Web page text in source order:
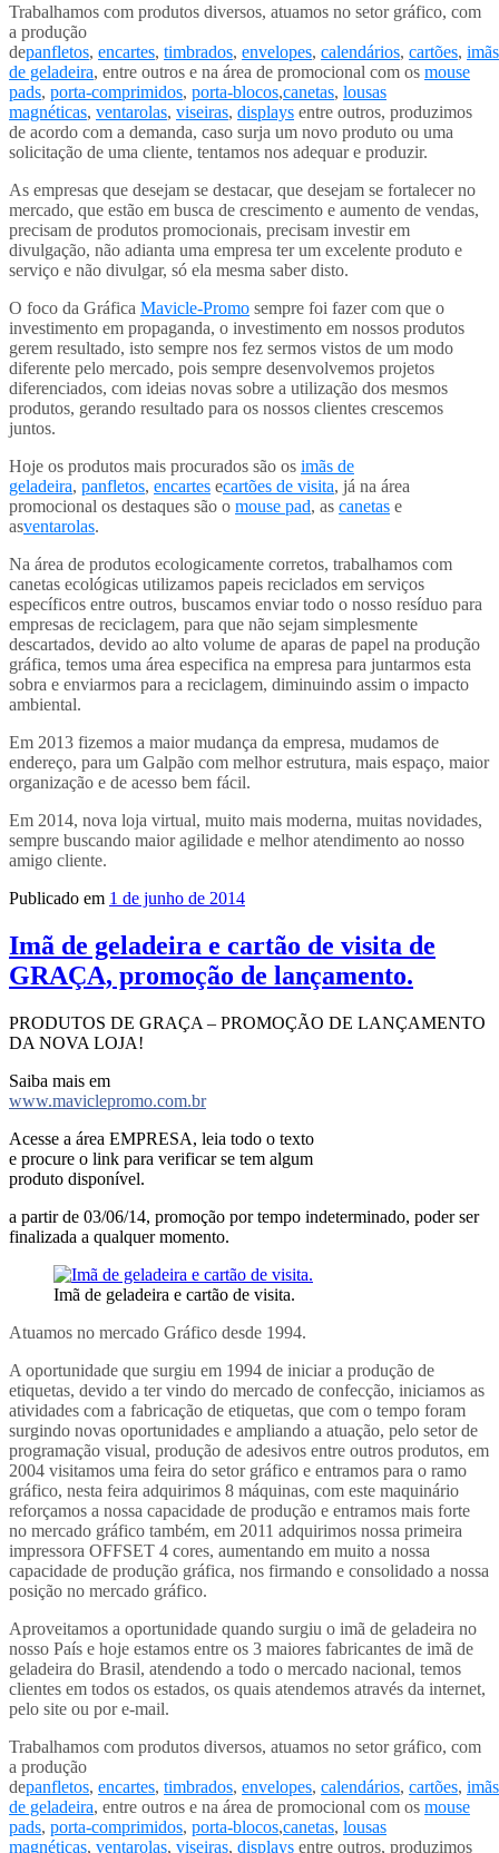
Trabalhamos com produtos diversos, atuamos no setor gráfico, com
a produção
depanfletos, encartes, timbrados, envelopes, calendários, cartões, imãs
de geladeira, entre outros e na área de promocional com os mouse
pads, porta-comprimidos, porta-blocos,canetas, lousas
magnéticas, ventarolas, viseiras, displays entre outros, produzimos
de acordo com a demanda, caso surja um novo produto ou uma
solicitação de uma cliente, tentamos nos adequar e produzir.
As empresas que desejam se destacar, que desejam se fortalecer no
mercado, que estão em busca de crescimento e aumento de vendas,
precisam de produtos promocionais, precisam investir em
divulgação, não adianta uma empresa ter um excelente produto e
serviço e não divulgar, só ela mesma saber disto.
O foco da Gráfica Mavicle-Promo sempre foi fazer com que o
investimento em propaganda, o investimento em nossos produtos
gerem resultado, isto sempre nos fez sermos vistos de um modo
diferente pelo mercado, pois sempre desenvolvemos projetos
diferenciados, com ideias novas sobre a utilização dos mesmos
produtos, gerando resultado para os nossos clientes crescemos
juntos.
Hoje os produtos mais procurados são os imãs de
geladeira, panfletos, encartes ecartões de visita, já na área
promocional os destaques são o mouse pad, as canetas e
asventarolas.
Na área de produtos ecologicamente corretos, trabalhamos com
canetas ecológicas utilizamos papeis reciclados em serviços
específicos entre outros, buscamos enviar todo o nosso resíduo para
empresas de reciclagem, para que não sejam simplesmente
descartados, devido ao alto volume de aparas de papel na produção
gráfica, temos uma área especifica na empresa para juntarmos esta
sobra e enviarmos para a reciclagem, diminuindo assim o impacto
ambiental.
Em 2013 fizemos a maior mudança da empresa, mudamos de
endereço, para um Galpão com melhor estrutura, mais espaço, maior
organização e de acesso bem fácil.
Em 2014, nova loja virtual, muito mais moderna, muitas novidades,
sempre buscando maior agilidade e melhor atendimento ao nosso
amigo cliente.
Publicado em 1 de junho de 2014
Imã de geladeira e cartão de visita de
GRAÇA, promoção de lançamento.
PRODUTOS DE GRAÇA – PROMOÇÃO DE LANÇAMENTO
DA NOVA LOJA!
Saiba mais em
www.maviclepromo.com.br
Acesse a área EMPRESA, leia todo o texto
e procure o link para verificar se tem algum
produto disponível.
a partir de 03/06/14, promoção por tempo indeterminado, poder ser
finalizada a qualquer momento.
Imã de geladeira e cartão de visita.
Atuamos no mercado Gráfico desde 1994.
A oportunidade que surgiu em 1994 de iniciar a produção de
etiquetas, devido a ter vindo do mercado de confecção, iniciamos as
atividades com a fabricação de etiquetas, que com o tempo foram
surgindo novas oportunidades e ampliando a atuação, pelo setor de
programação visual, produção de adesivos entre outros produtos, em
2004 visitamos uma feira do setor gráfico e entramos para o ramo
gráfico, nesta feira adquirimos 8 máquinas, com este maquinário
reforçamos a nossa capacidade de produção e entramos mais forte
no mercado gráfico também, em 2011 adquirimos nossa primeira
impressora OFFSET 4 cores, aumentando em muito a nossa
capacidade de produção gráfica, nos firmando e consolidado a nossa
posição no mercado gráfico.
Aproveitamos a oportunidade quando surgiu o imã de geladeira no
nosso País e hoje estamos entre os 3 maiores fabricantes de imã de
geladeira do Brasil, atendendo a todo o mercado nacional, temos
clientes em todos os estados, os quais atendemos através da internet,
pelo site ou por e-mail.
Trabalhamos com produtos diversos, atuamos no setor gráfico, com
a produção
depanfletos, encartes, timbrados, envelopes, calendários, cartões, imãs
de geladeira, entre outros e na área de promocional com os mouse
pads, porta-comprimidos, porta-blocos,canetas, lousas
magnéticas, ventarolas, viseiras, displays entre outros, produzimos